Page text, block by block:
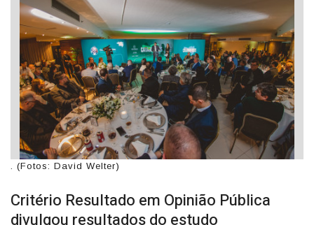
. (Fotos: David Welter)
Critério Resultado em Opinião Pública
divulgou resultados do estudo